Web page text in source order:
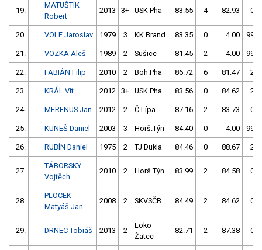
19.
MATUŠTÍK
Robert
2013 3+ USK Pha 83.55 4 82.93 0
20. VOLF Jaroslav 1979 3 KK Brand 83.35 0 4.00 999
21. VOZKA Aleš 1989 2 Sušice 81.45 2 4.00 999
22. FABIÁN Filip 2010 2 Boh.Pha 86.72 6 81.47 2
23. KRÁL Vít 2012 3+ USK Pha 83.56 0 84.62 2
24. MERENUS Jan 2012 2 Č.Lípa 87.16 2 83.73 0
25. KUNEŠ Daniel 2003 3 Horš.Týn 84.40 0 4.00 999
26. RUBÍN Daniel 1975 2 TJ Dukla 84.46 0 88.67 2
27.
TÁBORSKÝ
Vojtěch
2010 2 Horš.Týn 83.99 2 84.58 0
28.
PLOCEK
Matyáš Jan
2008 2 SKVSČB 84.49 2 84.62 0
29. DRNEC Tobiáš 2013 2
Loko
Žatec
82.71 2 87.38 0